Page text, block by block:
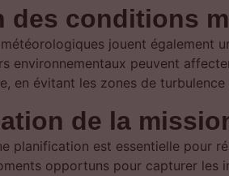
des conditions
jouent également
environnementaux peuvent
en évitant les zones de
de la
planification est essentielle pour
opportuns pour capturer les